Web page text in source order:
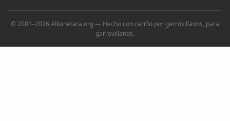
© 2001–2026 Alkonetara.org — Hecho con cariño por garrovillanos, para
garrovillanos.